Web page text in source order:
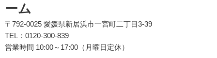
ーム
〒792-0025 愛媛県新居浜市一宮町二丁目3-39
TEL：0120-300-839
営業時間 10:00～17:00（月曜日定休）